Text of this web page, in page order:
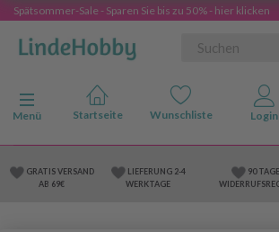
Spätsommer-Sale - Sparen Sie bis zu 50% - hier klicken
Anzeige ändern
Menü
GRATIS VERSAND
AB 69€
LIEFERUNG 2-4
WERKTAGE
90 TAGE